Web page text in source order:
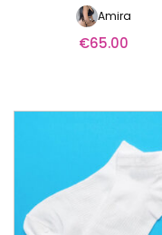
Amira
€65.00